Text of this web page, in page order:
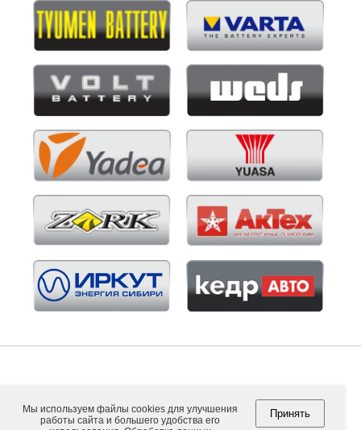
Мы используем файлы cookies для улучшения
работы сайта и большего удобства его
Принять